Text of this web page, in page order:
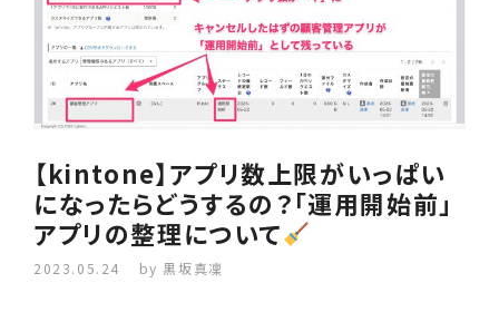
【kintone】アプリ数上限がいっぱい
になったらどうするの？「運用開始前」
アプリの整理について
2023.05.24 by 黒坂真凜